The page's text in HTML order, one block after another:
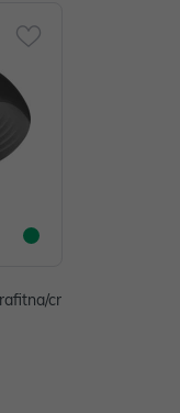
cr